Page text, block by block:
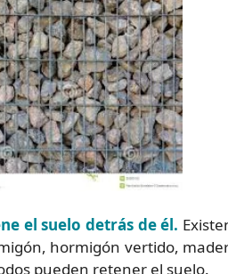
el suelo detrás de él.
hormigón vertido,
pueden retener el suelo.